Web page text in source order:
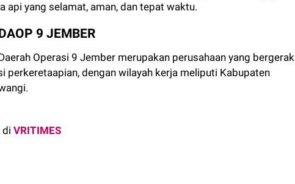
api yang selamat, aman, dan tepat waktu.
9 JEMBER
Operasi 9 Jember merupakan perusahaan yang bergerak
perkeretaapian, dengan wilayah kerja meliputi Kabupaten
di VRITIMES